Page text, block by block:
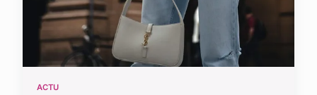
ACTU